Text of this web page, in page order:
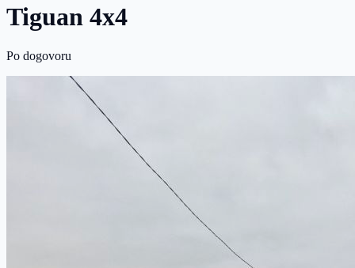
Tiguan 4x4
Po dogovoru